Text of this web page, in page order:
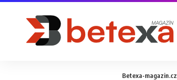
Betexa-magazin.cz